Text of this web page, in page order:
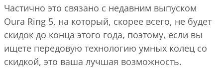
Частично это связано с недавним выпуском
Oura Ring 5, на который, скорее всего, не будет
скидок до конца этого года, поэтому, если вы
ищете передовую технологию умных колец со
скидкой, это ваша лучшая возможность.